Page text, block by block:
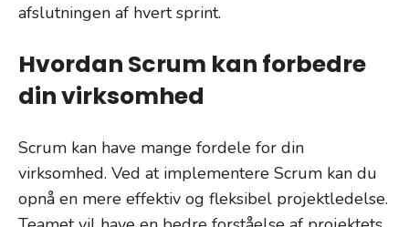
afslutningen af hvert sprint.
Hvordan Scrum kan forbedre
din virksomhed
Scrum kan have mange fordele for din
virksomhed. Ved at implementere Scrum kan du
opnå en mere effektiv og fleksibel projektledelse.